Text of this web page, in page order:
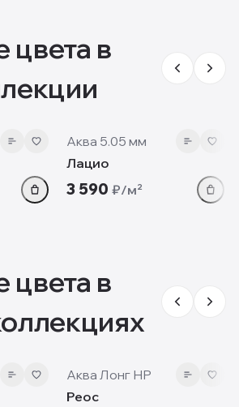
цвета в
Аква 5.05 мм
Лацио
3 590 ₽/м²
цвета в
7 мм
Аква Лонг HP
Реос